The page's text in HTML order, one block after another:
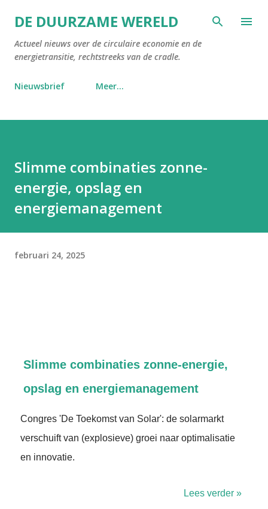
Doorgaan naar hoofdcontent
DE DUURZAME WERELD
Actueel nieuws over de circulaire economie en de
energietransitie, rechtstreeks van de cradle.
Nieuwsbrief Meer…
Slimme combinaties zonne-
energie, opslag en
energiemanagement
februari 24, 2025
Slimme combinaties zonne-energie,
opslag en energiemanagement
Congres 'De Toekomst van Solar': de solarmarkt
verschuift van (explosieve) groei naar optimalisatie
en innovatie.
Lees verder »